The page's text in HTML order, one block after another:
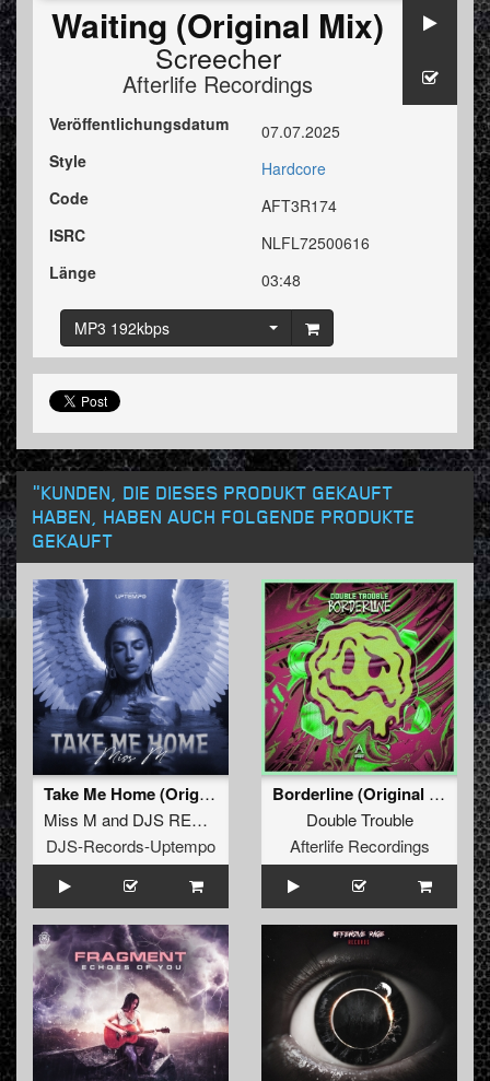
Waiting (Original Mix)
Screecher
Afterlife Recordings
Veröffentlichungsdatum
07.07.2025
Style
Hardcore
Code
AFT3R174
ISRC
NLFL72500616
Länge
03:48
MP3 192kbps
"KUNDEN, DIE DIESES PRODUKT GEKAUFT
HABEN, HABEN AUCH FOLGENDE PRODUKTE
GEKAUFT
Take Me Home (Original Mix)
Miss M and DJS RECORDS
DJS-Records-Uptempo
Borderline (Original Mix)
Double Trouble
Afterlife Recordings